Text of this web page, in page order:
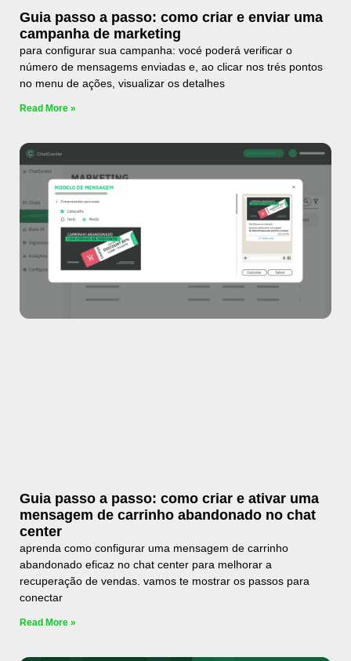
Guia passo a passo: como criar e enviar uma
campanha de marketing
para configurar sua campanha: vocé poderá verificar o
número de mensagems enviadas e, ao clicar nos trés pontos
no menu de ações, visualizar os detalhes
Read More »
Guia passo a passo: como criar e ativar uma
mensagem de carrinho abandonado no chat
center
aprenda como configurar uma mensagem de carrinho
abandonado eficaz no chat center para melhorar a
recuperação de vendas. vamos te mostrar os passos para
conectar
Read More »